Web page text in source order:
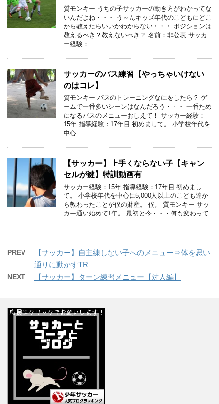
質モンキー うちの子サッカーの動き方がわかってな
いんだよね・・・ う～んキッズ年代のこどもにどこ
から教えたらいいかわからない・・・ ポジションは
教えるべき？教えないべき？ 名前：非公表 サッカ
ー経験： …
サッカーのパス練習【やっちゃいけない
のはコレ】
質モンキー パスのトレーニングなにをしたら？ ゲ
ームで一番多いシーンはなんだろう・・・ 一番ため
になるパスのメニューおしえて！ サッカー経験：
15年 指導経験：17年目 初めまして。 小学校年代を
中心 …
【サッカー】上手くならない子【キャン
セルが鍵】特訓動画有
サッカー経験：15年 指導経験：17年目 初めまし
て。 小学校年代を中心に5,000人以上のこども達か
ら教わったことが僕の財産。 僕。 質モンキー サッ
カー通い始めて1年。 最初と今・・・何も変わって
PREV
【サッカー】自主練しない子へのメニュー⇒体を思い
通りに動かすTR
NEXT 【サッカー】ターン練習メニュー【対人編】